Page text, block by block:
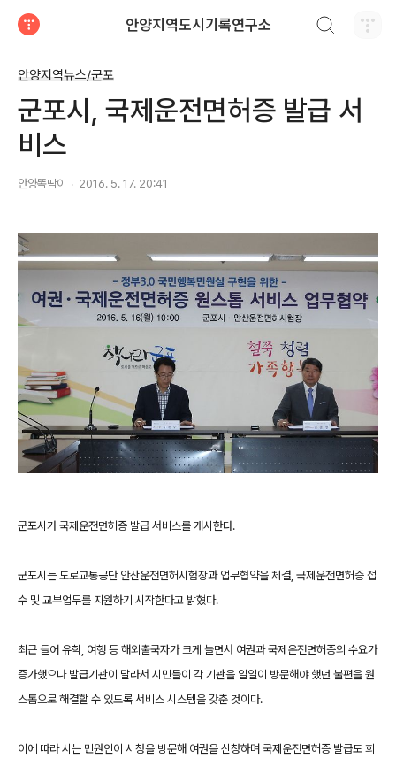
안양지역도시기록연구소
안양지역뉴스/군포
군포시, 국제운전면허증 발급 서
비스
안양똑딱이 2016. 5. 17. 20:41
군포시가 국제운전면허증 발급 서비스를 개시한다.
군포시는 도로교통공단 안산운전면허시험장과 업무협약을 체결, 국제운전면허증 접
수 및 교부업무를 지원하기 시작한다고 밝혔다.
최근 들어 유학, 여행 등 해외출국자가 크게 늘면서 여권과 국제운전면허증의 수요가
증가했으나 발급기관이 달라서 시민들이 각 기관을 일일이 방문해야 했던 불편을 원
스톱으로 해결할 수 있도록 서비스 시스템을 갖춘 것이다.
이에 따라 시는 민원인이 시청을 방문해 여권을 신청하며 국제운전면허증 발급도 희